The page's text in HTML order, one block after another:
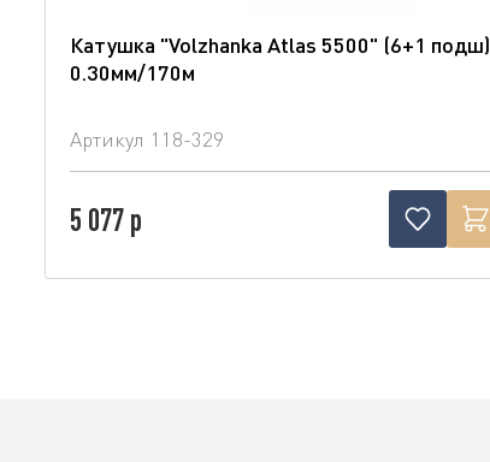
Катушка "Volzhanka Atlas 5500" (6+1 подш)
0.30мм/170м
Артикул 118-329
5 077 р